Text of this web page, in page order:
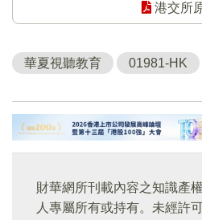
港交所
華夏視聽教育 01981-HK
財華網所刊載內容之知識產
人專屬所有或持有。未經許